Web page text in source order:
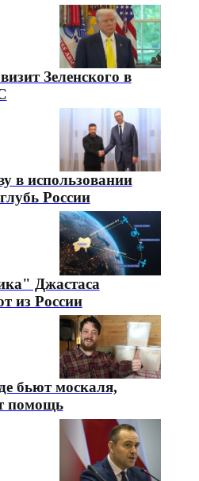
Зеленского в
в использовании
России
Джастаса
из России
бьют москаля,
помощь